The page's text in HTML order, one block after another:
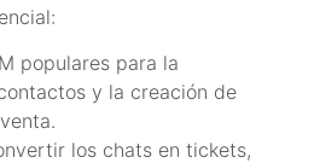
populares para la
y la creación de
los chats en tickets,